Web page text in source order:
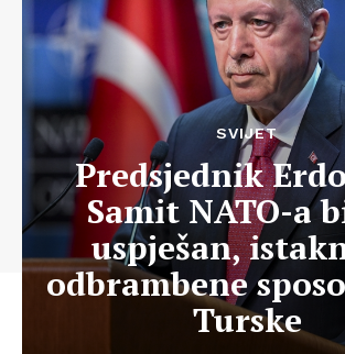
SVIJET
Predsjednik
Samit NATO-a
uspješan,
odbrambene
Turske